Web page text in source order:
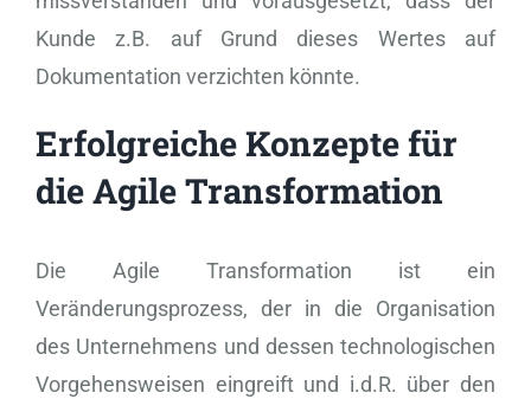
Kunde z.B. auf Grund dieses Wertes auf
Dokumentation verzichten könnte.
Erfolgreiche Konzepte für
die Agile Transformation
Die Agile Transformation ist ein
Veränderungsprozess, der in die Organisation
des Unternehmens und dessen technologischen
Vorgehensweisen eingreift und i.d.R. über den